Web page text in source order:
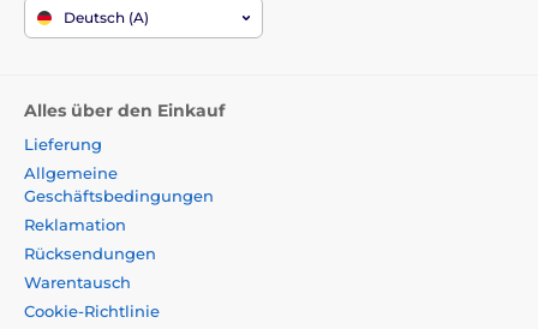
Deutsch (A)
Alles über den Einkauf
Lieferung
Allgemeine
Geschäftsbedingungen
Reklamation
Rücksendungen
Warentausch
Cookie-Richtlinie